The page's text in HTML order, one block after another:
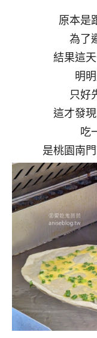
原本是
為了
結果這
明
只好
這才發
吃
是桃園南